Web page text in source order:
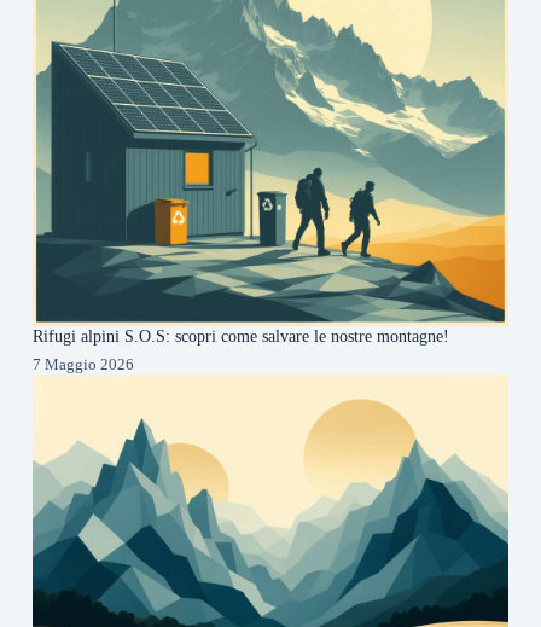
Rifugi alpini S.O.S: scopri come salvare le nostre montagne!
7 Maggio 2026